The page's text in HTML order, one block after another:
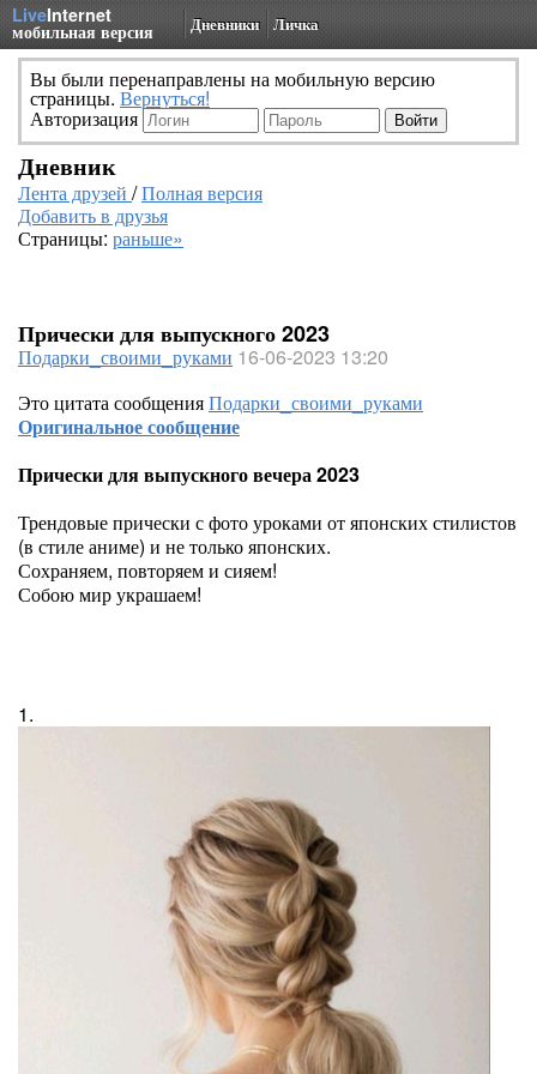
LiveInternet
мобильная версия Дневники Личка
Вы были перенаправлены на мобильную версию
страницы. Вернуться!
Авторизация
Дневник
Лента друзей /Полная версия
Добавить в друзья
Страницы: раньше»
Прически для выпускного 2023
Подарки_своими_руками 16-06-2023 13:20
Это цитата сообщенияПодарки_своими_руками
Оригинальное сообщение
Прически для выпускного вечера 2023
Трендовые прически с фото уроками от японских стилистов
(в стиле аниме) и не только японских.
Сохраняем, повторяем и сияем!
Собою мир украшаем!
1.